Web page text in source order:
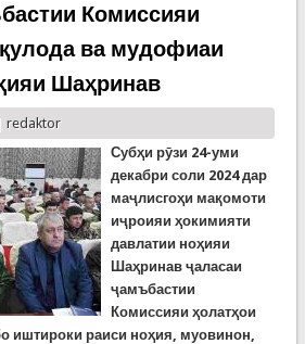
Комиссияи
ва мудофиаи
Шаҳринав
redaktor
Субҳи рӯзи 24-уми
декабри соли 2024 дар
маҷлисгоҳи мақомоти
иҷроияи ҳокимияти
давлатии ноҳияи
Шаҳринав ҷаласаи
ҷамъбастии
Комиссияи ҳолатҳои
иштироки раиси ноҳия, муовинон,